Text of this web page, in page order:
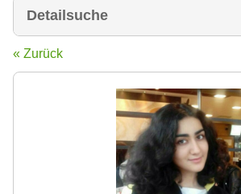
Detailsuche
« Zurück